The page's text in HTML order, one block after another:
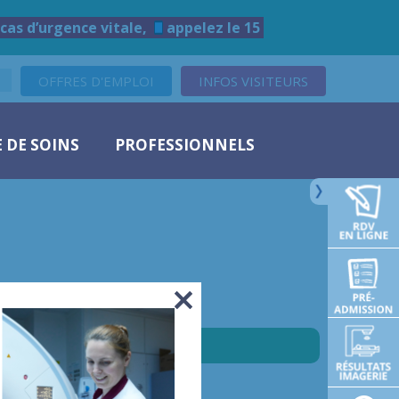
d’urgence vitale, appelez le 15
INFOS VISITEURS
OFFRES D'EMPLOI
DE SOINS PROFESSIONNELS